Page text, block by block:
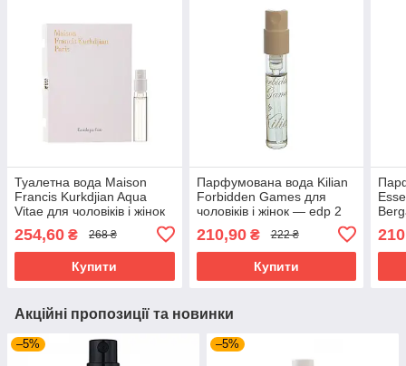
Туалетна вода Maison
Francis Kurkdjian Aqua
Vitae для чоловіків і жінок
254,60 ₴ 268 ₴
Купити
Парфумована вода Kilian
Forbidden Games для
чоловіків і жінок — edp 2
210,90₴ 222 ₴
Купити
Акційні пропозиції та новинки
–5% –5%